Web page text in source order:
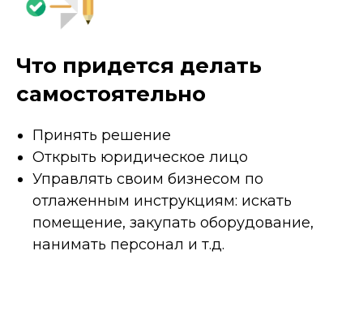
Что придется делать
самостоятельно
Принять решение
Открыть юридическое лицо
Управлять своим бизнесом по
отлаженным инструкциям: искать
помещение, закупать оборудование,
нанимать персонал и т.д.